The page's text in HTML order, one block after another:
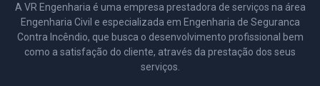
A VR Engenharia é uma empresa prestadora de serviços na área
Engenharia Civil e especializada em Engenharia de Seguranca
Contra Incêndio, que busca o desenvolvimento profissional bem
como a satisfação do cliente, através da prestação dos seus
serviços.